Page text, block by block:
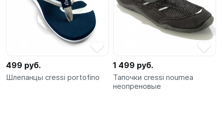
499 руб.
Шлепанцы cressi portofino
1 499 руб.
Тапочки cressi noumea
неопреновые